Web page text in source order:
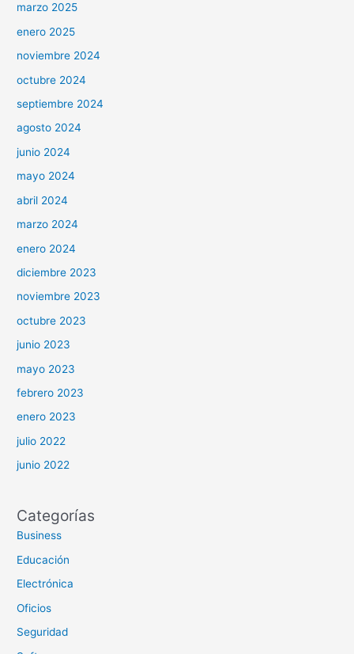
marzo 2025
enero 2025
noviembre 2024
octubre 2024
septiembre 2024
agosto 2024
junio 2024
mayo 2024
abril 2024
marzo 2024
enero 2024
diciembre 2023
noviembre 2023
octubre 2023
junio 2023
mayo 2023
febrero 2023
enero 2023
julio 2022
junio 2022
Categorías
Business
Educación
Electrónica
Oficios
Seguridad